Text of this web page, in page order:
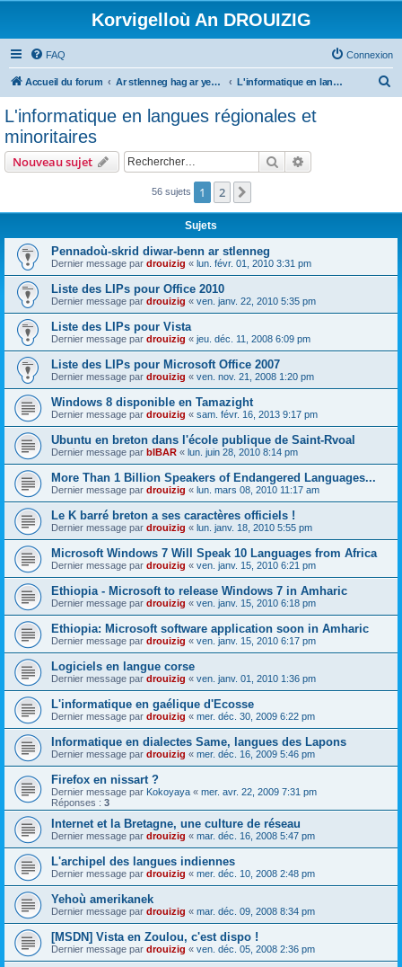
Korvigelloù An DROUIZIG
FAQ Connexion
Accueil du forum Ar stlenneg hag ar yezhoù bihan er bed a-bezh L'informatique en langues régionales et minoritaires
c
r
L'informatique en langues régionales et
minoritaires
Nouveau sujet Rechercher
56 sujets 1 2
Sujets
Pennadoù-skrid diwar-benn ar stlenneg
Dernier message par drouizig « lun. févr. 01, 2010 3:31 pm
Liste des LIPs pour Office 2010
Dernier message par drouizig « ven. janv. 22, 2010 5:35 pm
Liste des LIPs pour Vista
Dernier message par drouizig « jeu. déc. 11, 2008 6:09 pm
Liste des LIPs pour Microsoft Office 2007
Dernier message par drouizig « ven. nov. 21, 2008 1:20 pm
Windows 8 disponible en Tamazight
Dernier message par drouizig « sam. févr. 16, 2013 9:17 pm
Ubuntu en breton dans l'école publique de Saint-Rvoal
Dernier message par bIBAR « lun. juin 28, 2010 8:14 pm
More Than 1 Billion Speakers of Endangered Languages...
Dernier message par drouizig « lun. mars 08, 2010 11:17 am
Le K barré breton a ses caractères officiels !
Dernier message par drouizig « lun. janv. 18, 2010 5:55 pm
Microsoft Windows 7 Will Speak 10 Languages from Africa
Dernier message par drouizig « ven. janv. 15, 2010 6:21 pm
Ethiopia - Microsoft to release Windows 7 in Amharic
Dernier message par drouizig « ven. janv. 15, 2010 6:18 pm
Ethiopia: Microsoft software application soon in Amharic
Dernier message par drouizig « ven. janv. 15, 2010 6:17 pm
Logiciels en langue corse
Dernier message par drouizig « ven. janv. 01, 2010 1:36 pm
L'informatique en gaélique d'Ecosse
Dernier message par drouizig « mer. déc. 30, 2009 6:22 pm
Informatique en dialectes Same, langues des Lapons
Dernier message par drouizig « mer. déc. 16, 2009 5:46 pm
Firefox en nissart ?
Dernier message par Kokoyaya « mer. avr. 22, 2009 7:31 pm
Réponses : 3
Internet et la Bretagne, une culture de réseau
Dernier message par drouizig « mar. déc. 16, 2008 5:47 pm
L'archipel des langues indiennes
Dernier message par drouizig « mer. déc. 10, 2008 2:48 pm
Yehoù amerikanek
Dernier message par drouizig « mar. déc. 09, 2008 8:34 pm
[MSDN] Vista en Zoulou, c'est dispo !
Dernier message par drouizig « ven. déc. 05, 2008 2:36 pm